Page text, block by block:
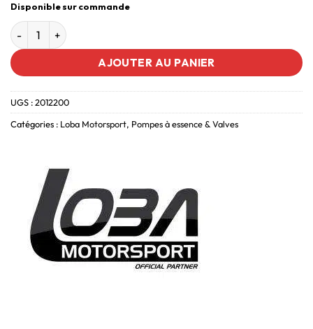
Disponible sur commande
AJOUTER AU PANIER
UGS :2012200
Catégories : Loba Motorsport, Pompes à essence & Valves